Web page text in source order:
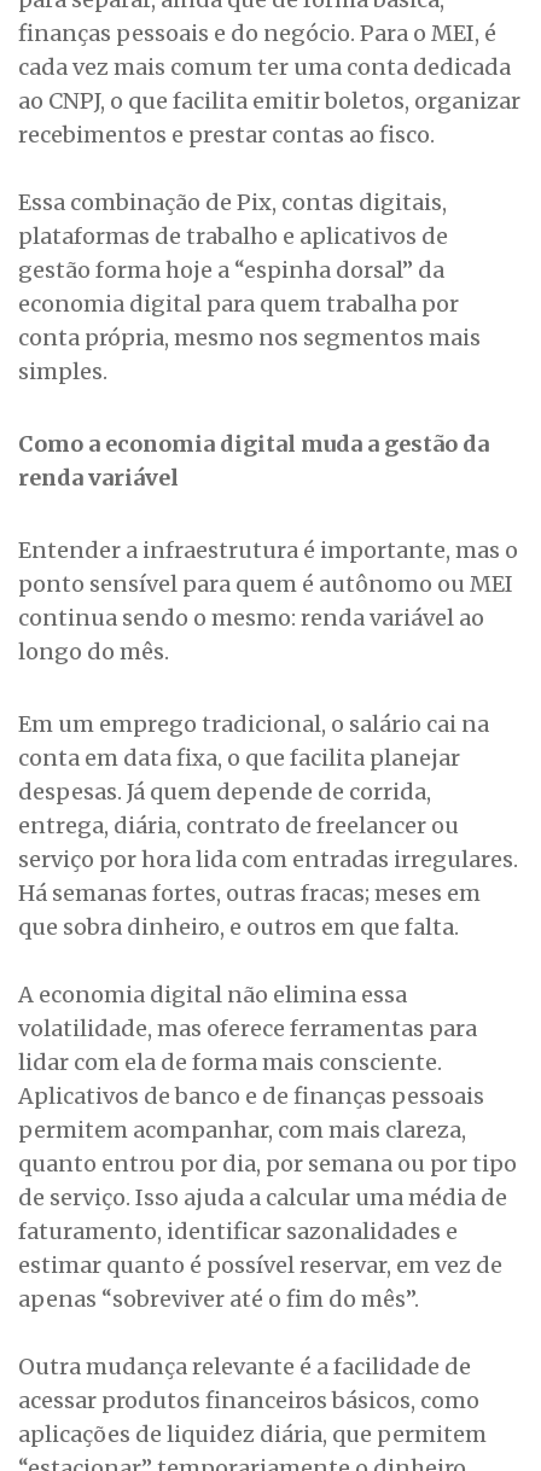
finanças pessoais e do negócio. Para o MEI, é
cada vez mais comum ter uma conta dedicada
ao CNPJ, o que facilita emitir boletos, organizar
recebimentos e prestar contas ao fisco.
Essa combinação de Pix, contas digitais,
plataformas de trabalho e aplicativos de
gestão forma hoje a “espinha dorsal” da
economia digital para quem trabalha por
conta própria, mesmo nos segmentos mais
simples.
Como a economia digital muda a gestão da
renda variável
Entender a infraestrutura é importante, mas o
ponto sensível para quem é autônomo ou MEI
continua sendo o mesmo: renda variável ao
longo do mês.
Em um emprego tradicional, o salário cai na
conta em data fixa, o que facilita planejar
despesas. Já quem depende de corrida,
entrega, diária, contrato de freelancer ou
serviço por hora lida com entradas irregulares.
Há semanas fortes, outras fracas; meses em
que sobra dinheiro, e outros em que falta.
A economia digital não elimina essa
volatilidade, mas oferece ferramentas para
lidar com ela de forma mais consciente.
Aplicativos de banco e de finanças pessoais
permitem acompanhar, com mais clareza,
quanto entrou por dia, por semana ou por tipo
de serviço. Isso ajuda a calcular uma média de
faturamento, identificar sazonalidades e
estimar quanto é possível reservar, em vez de
apenas “sobreviver até o fim do mês”.
Outra mudança relevante é a facilidade de
acessar produtos financeiros básicos, como
aplicações de liquidez diária, que permitem